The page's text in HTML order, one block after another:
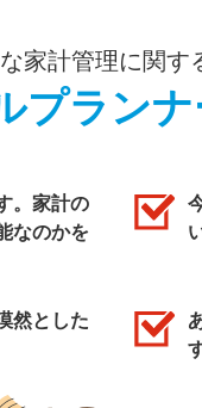
家計管理に関す
プランナ
。家計の
なのかを
然とした